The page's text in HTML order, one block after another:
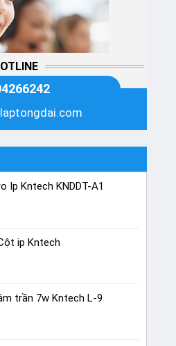
Ip Kntech KNDDT-A1
ip Kntech
trần 7w Kntech L-9